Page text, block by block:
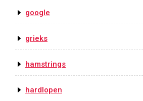
google
grieks
hamstrings
hardlopen